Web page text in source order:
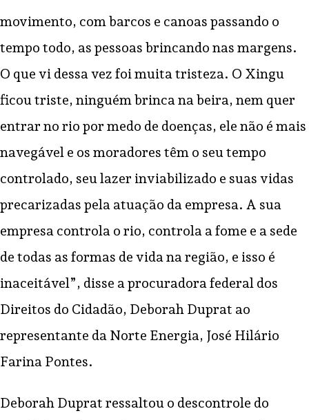
movimento, com barcos e canoas passando o
tempo todo, as pessoas brincando nas margens.
O que vi dessa vez foi muita tristeza. O Xingu
ficou triste, ninguém brinca na beira, nem quer
entrar no rio por medo de doenças, ele não é mais
navegável e os moradores têm o seu tempo
controlado, seu lazer inviabilizado e suas vidas
precarizadas pela atuação da empresa. A sua
empresa controla o rio, controla a fome e a sede
de todas as formas de vida na região, e isso é
inaceitável”, disse a procuradora federal dos
Direitos do Cidadão, Deborah Duprat ao
representante da Norte Energia, José Hilário
Farina Pontes.
Deborah Duprat ressaltou o descontrole do